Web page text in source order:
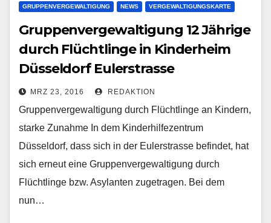
GRUPPENVERGEWALTIGUNG NEWS VERGEWALTIGUNGSKARTE
Gruppenvergewaltigung 12 Jährige
durch Flüchtlinge in Kinderheim
Düsseldorf Eulerstrasse
MRZ 23, 2016 REDAKTION
Gruppenvergewaltigung durch Flüchtlinge an Kindern,
starke Zunahme In dem Kinderhilfezentrum
Düsseldorf, dass sich in der Eulerstrasse befindet, hat
sich erneut eine Gruppenvergewaltigung durch
Flüchtlinge bzw. Asylanten zugetragen. Bei dem
nun…